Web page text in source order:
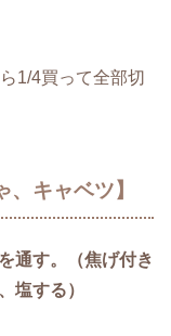
1/4買って全部切
キャベツ】
通す。（焦げ付き
塩する）